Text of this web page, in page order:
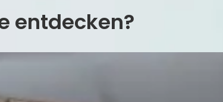
entdecken?